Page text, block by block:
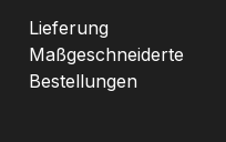
Lieferung
Maßgeschneiderte
Bestellungen